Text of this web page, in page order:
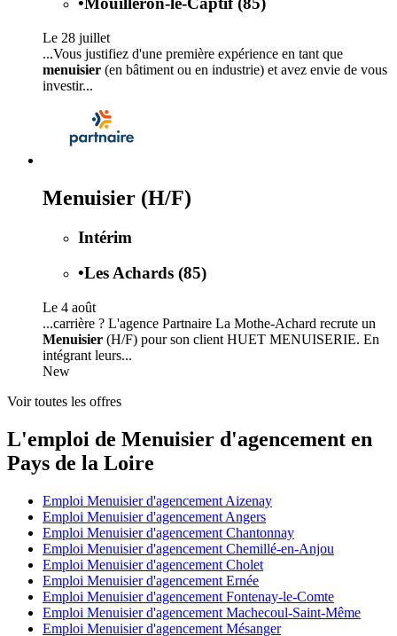
Le 28 juillet
...Vous justifiez d'une première expérience en tant que
menuisier (en bâtiment ou en industrie) et avez envie de vous
investir...
Menuisier (H/F)
Intérim
•Les Achards (85)
Le 4 août
...carrière ? L'agence Partnaire La Mothe-Achard recrute un
Menuisier (H/F) pour son client HUET MENUISERIE. En
intégrant leurs...
New
Voir toutes les offres
L'emploi de Menuisier d'agencement en
Pays de la Loire
Emploi Menuisier d'agencement Aizenay
Emploi Menuisier d'agencement Angers
Emploi Menuisier d'agencement Chantonnay
Emploi Menuisier d'agencement Chemillé-en-Anjou
Emploi Menuisier d'agencement Cholet
Emploi Menuisier d'agencement Ernée
Emploi Menuisier d'agencement Fontenay-le-Comte
Emploi Menuisier d'agencement Machecoul-Saint-Même
Emploi Menuisier d'agencement Mésanger